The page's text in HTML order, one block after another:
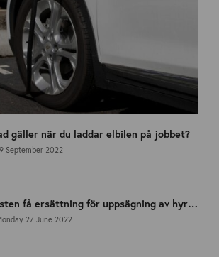
gäller när du laddar elbilen på jobbet?
September 2022
När kan hyresgästen få ersättning för uppsägning av hyreslokalen?
27 June 2022